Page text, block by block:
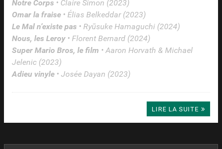
Notre Corps • Claire Simon (2023)
Omar la fraise • Élias Belkeddar (2023)
Le Mal n’existe pas • Ryūsuke Hamaguchi (2024)
Nous, les Leroy • Florent Bernard (2024)
Super Mario Bros, le film • Aaron Horvath & Michael
Jelenic (2023)
Adieu vinyle • Josée Dayan (2023)
LIRE LA SUITE